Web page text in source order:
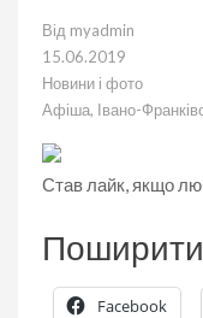
Від myadmin
15.06.2019
Новини і фото
Афіша, Івано-
Став лайк, якщо
Facebook